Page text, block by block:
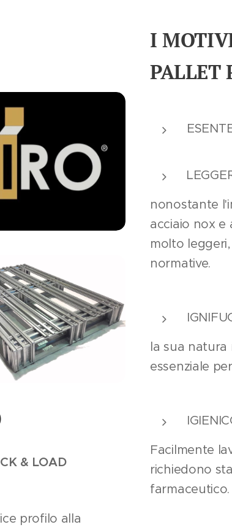
& LOAD
profilo alla
I
PALLET
nonostante
acciaio nox e
molto
normative.
la sua natura
essenziale
Facilmente
richiedono
farmaceutico.